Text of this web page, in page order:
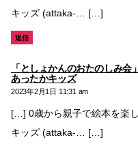
キッズ (attaka-… […]
返信
「としょかんのおたのしみ
あったかキッズの
発
2023年2月1日 11:31 am
[…] 0歳から親子で絵本を楽
キッズ (attaka-… […]